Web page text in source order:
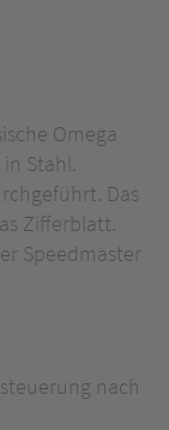
Omega
Stahl.
Das
Zifferblatt.
Speedmaster
nach